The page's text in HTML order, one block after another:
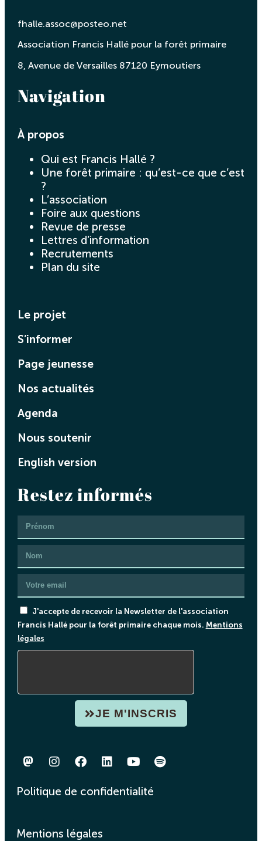
fhalle.assoc@posteo.net
Association Francis Hallé pour la forêt primaire
8, Avenue de Versailles 87120 Eymoutiers
Navigation
À propos
Qui est Francis Hallé ?
Une forêt primaire : qu’est-ce que c’est
?
L’association
Foire aux questions
Revue de presse
Lettres d’information
Recrutements
Plan du site
Le projet
S’informer
Page jeunesse
Nos actualités
Agenda
Nous soutenir
English version
Restez informés
J'accepte de recevoir la Newsletter de l'association
Francis Hallé pour la forêt primaire chaque mois. Mentions
légales
JE M'INSCRIS
Politique de confidentialité
Mentions légales